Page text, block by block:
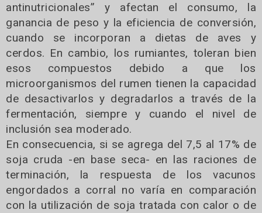
antinutricionales” y afectan el consumo, la
ganancia de peso y la eficiencia de conversión,
cuando se incorporan a dietas de aves y
cerdos. En cambio, los rumiantes, toleran bien
esos compuestos debido a que los
microorganismos del rumen tienen la capacidad
de desactivarlos y degradarlos a través de la
fermentación, siempre y cuando el nivel de
inclusión sea moderado.
En consecuencia, si se agrega del 7,5 al 17% de
soja cruda -en base seca- en las raciones de
terminación, la respuesta de los vacunos
engordados a corral no varía en comparación
con la utilización de soja tratada con calor o de